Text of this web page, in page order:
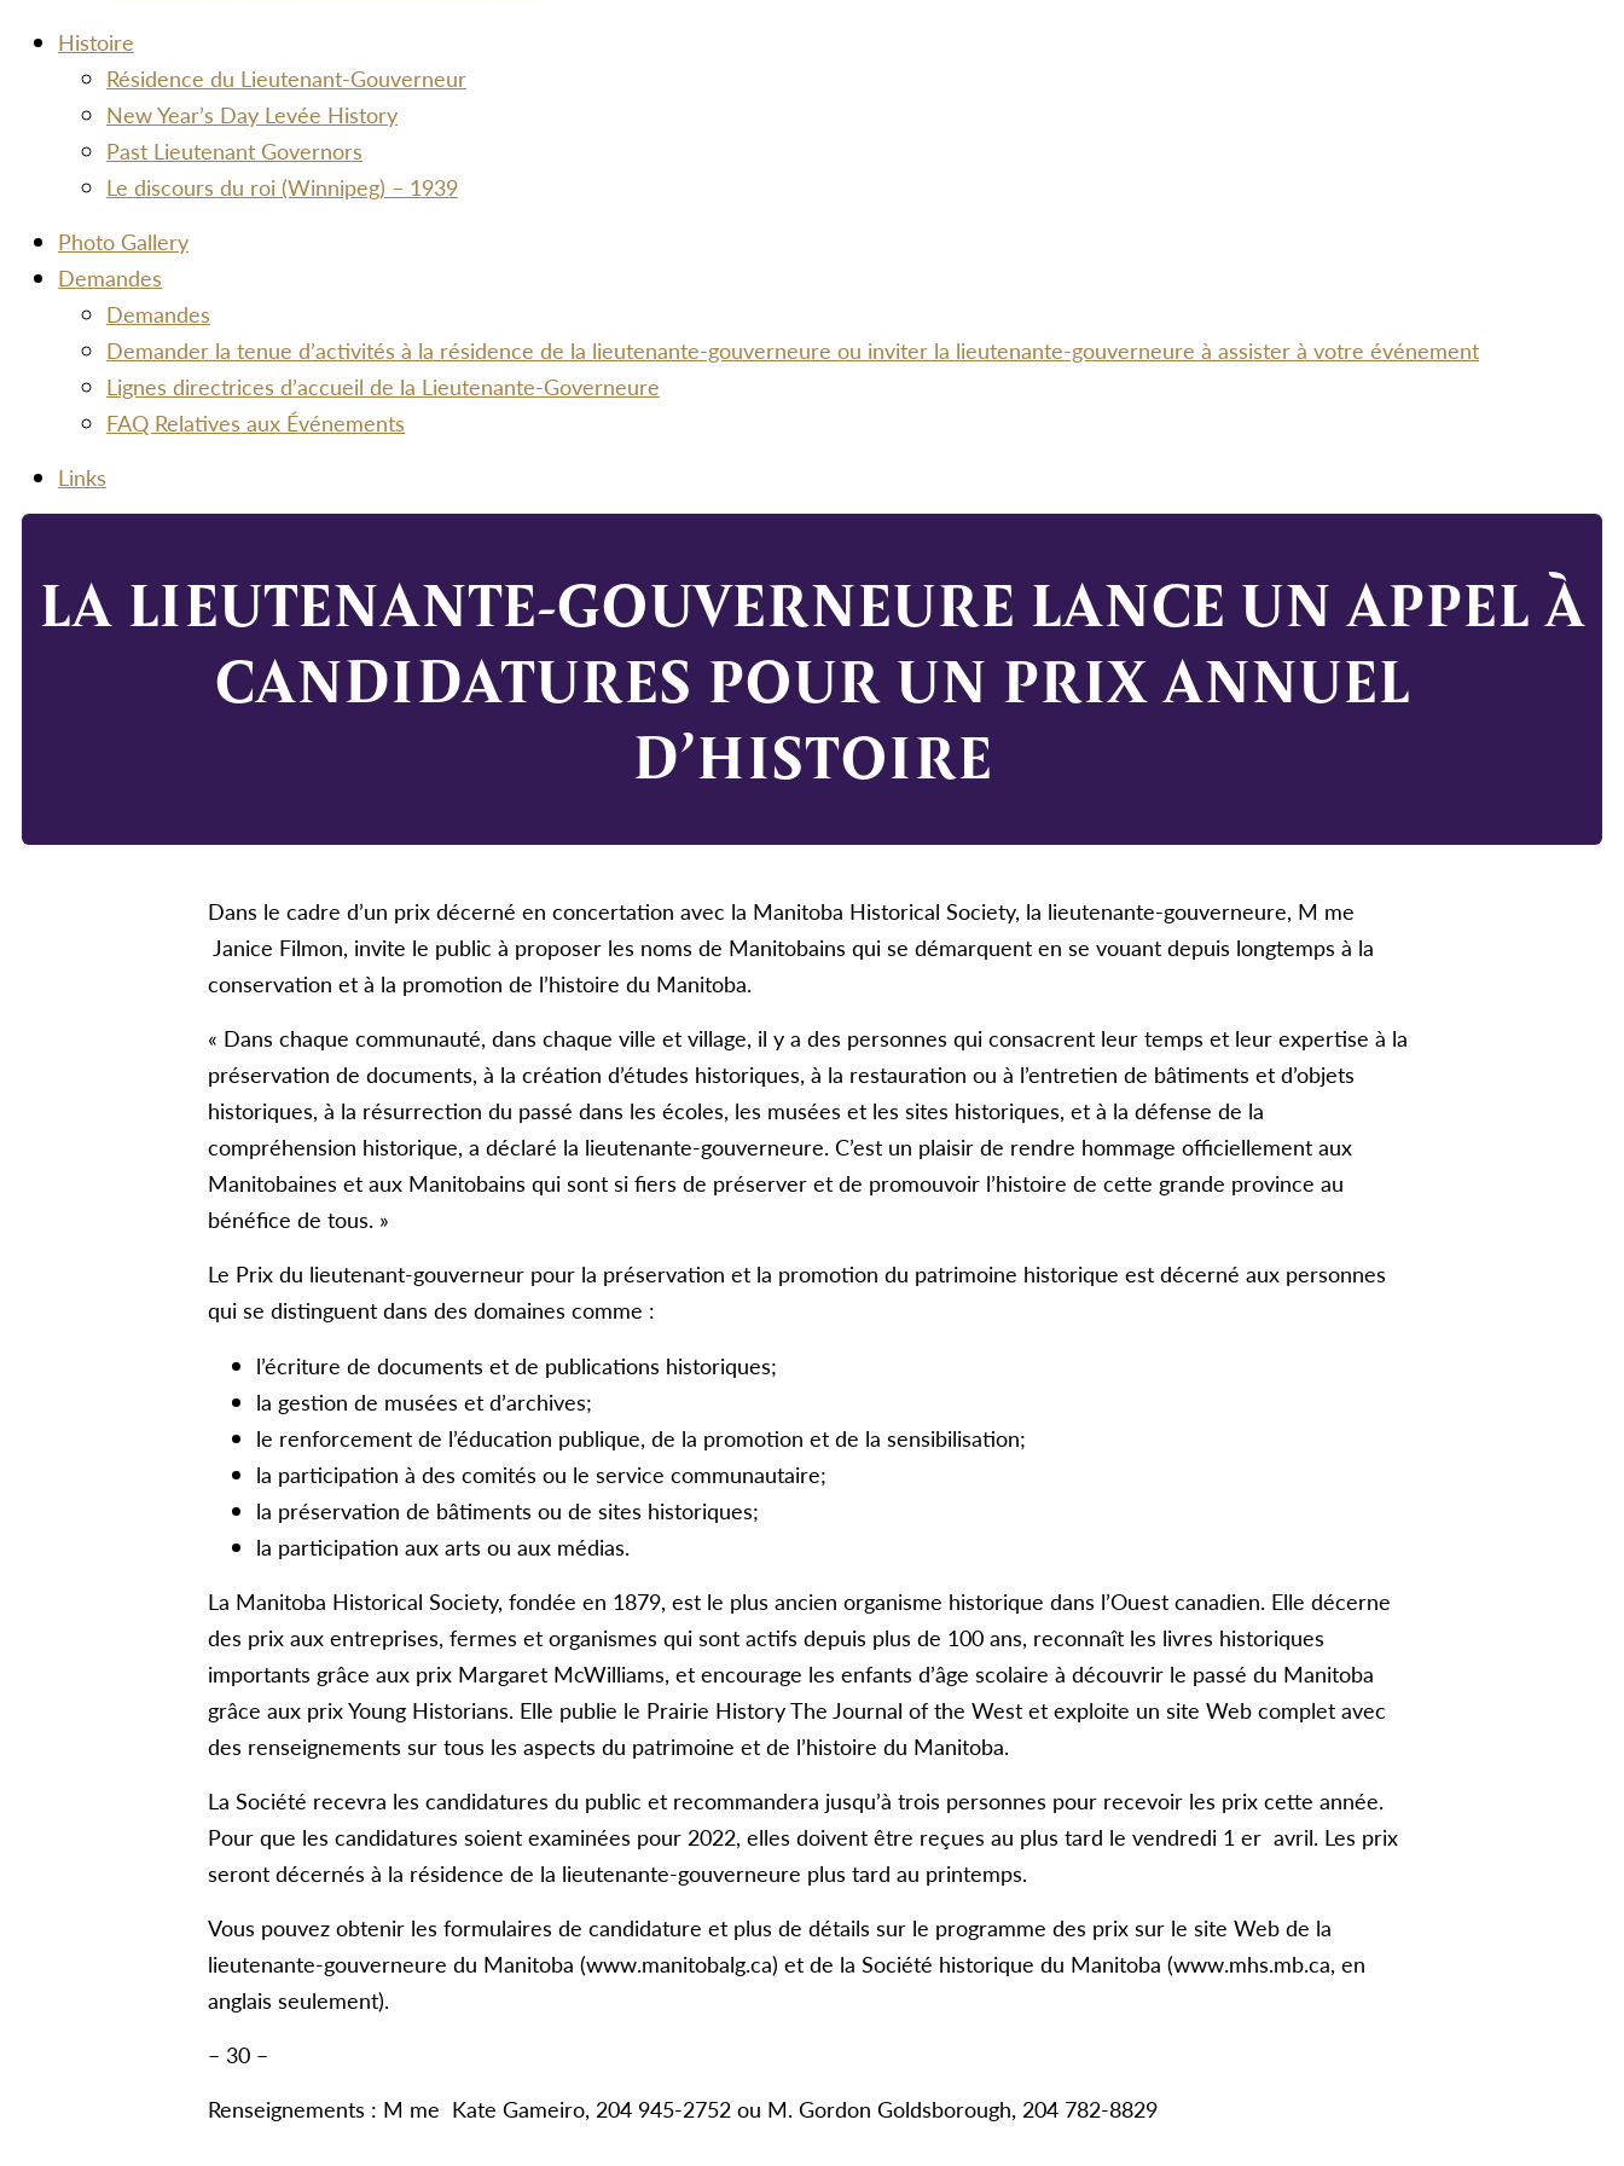
Histoire
Résidence du Lieutenant-Gouverneur
New Year’s Day Levée History
Past Lieutenant Governors
Le discours du roi (Winnipeg) – 1939
Photo Gallery
Demandes
Demandes
Demander la tenue d’activités à la résidence de la lieutenante-gouverneure ou inviter la lieutenante-gouverneure à assister à votre événement
Lignes directrices d’accueil de la Lieutenante-Governeure
FAQ Relatives aux Événements
Links
LA LIEUTENANTE-GOUVERNEURE LANCE UN APPEL À
CANDIDATURES POUR UN PRIX ANNUEL
D’HISTOIRE
Dans le cadre d’un prix décerné en concertation avec la Manitoba Historical Society, la lieutenante-gouverneure, M me
Janice Filmon, invite le public à proposer les noms de Manitobains qui se démarquent en se vouant depuis longtemps à la
conservation et à la promotion de l’histoire du Manitoba.
« Dans chaque communauté, dans chaque ville et village, il y a des personnes qui consacrent leur temps et leur expertise à la
préservation de documents, à la création d’études historiques, à la restauration ou à l’entretien de bâtiments et d’objets
historiques, à la résurrection du passé dans les écoles, les musées et les sites historiques, et à la défense de la
compréhension historique, a déclaré la lieutenante-gouverneure. C’est un plaisir de rendre hommage officiellement aux
Manitobaines et aux Manitobains qui sont si fiers de préserver et de promouvoir l’histoire de cette grande province au
bénéfice de tous. »
Le Prix du lieutenant-gouverneur pour la préservation et la promotion du patrimoine historique est décerné aux personnes
qui se distinguent dans des domaines comme :
l’écriture de documents et de publications historiques;
la gestion de musées et d’archives;
le renforcement de l’éducation publique, de la promotion et de la sensibilisation;
la participation à des comités ou le service communautaire;
la préservation de bâtiments ou de sites historiques;
la participation aux arts ou aux médias.
La Manitoba Historical Society, fondée en 1879, est le plus ancien organisme historique dans l’Ouest canadien. Elle décerne
des prix aux entreprises, fermes et organismes qui sont actifs depuis plus de 100 ans, reconnaît les livres historiques
importants grâce aux prix Margaret McWilliams, et encourage les enfants d’âge scolaire à découvrir le passé du Manitoba
grâce aux prix Young Historians. Elle publie le Prairie History The Journal of the West et exploite un site Web complet avec
des renseignements sur tous les aspects du patrimoine et de l’histoire du Manitoba.
La Société recevra les candidatures du public et recommandera jusqu’à trois personnes pour recevoir les prix cette année.
Pour que les candidatures soient examinées pour 2022, elles doivent être reçues au plus tard le vendredi 1 er avril. Les prix
seront décernés à la résidence de la lieutenante-gouverneure plus tard au printemps.
Vous pouvez obtenir les formulaires de candidature et plus de détails sur le programme des prix sur le site Web de la
lieutenante-gouverneure du Manitoba (www.manitobalg.ca) et de la Société historique du Manitoba (www.mhs.mb.ca, en
anglais seulement).
– 30 –
Renseignements : M me Kate Gameiro, 204 945-2752 ou M. Gordon Goldsborough, 204 782-8829